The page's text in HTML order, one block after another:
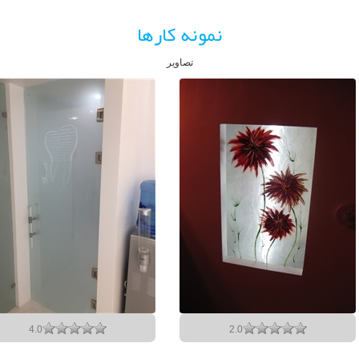
نمونه کارها
تصاویر
4.0 2.0